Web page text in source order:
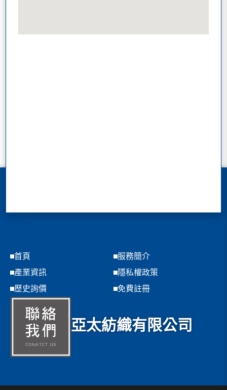
首頁
服務簡介
產業資訊
隱私權政策
歷史詢價
免費註冊
亞太紡織有限公司